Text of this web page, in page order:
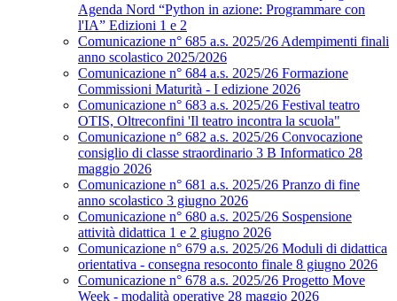
Agenda Nord “Python in azione: Programmare con
l'IA” Edizioni 1 e 2
Comunicazione n° 685 a.s. 2025/26 Adempimenti finali
anno scolastico 2025/2026
Comunicazione n° 684 a.s. 2025/26 Formazione
Commissioni Maturità - I edizione 2026
Comunicazione n° 683 a.s. 2025/26 Festival teatro
OTIS, Oltreconfini 'Il teatro incontra la scuola"
Comunicazione n° 682 a.s. 2025/26 Convocazione
consiglio di classe straordinario 3 B Informatico 28
maggio 2026
Comunicazione n° 681 a.s. 2025/26 Pranzo di fine
anno scolastico 3 giugno 2026
Comunicazione n° 680 a.s. 2025/26 Sospensione
attività didattica 1 e 2 giugno 2026
Comunicazione n° 679 a.s. 2025/26 Moduli di didattica
orientativa - consegna resoconto finale 8 giugno 2026
Comunicazione n° 678 a.s. 2025/26 Progetto Move
Week - modalità operative 28 maggio 2026